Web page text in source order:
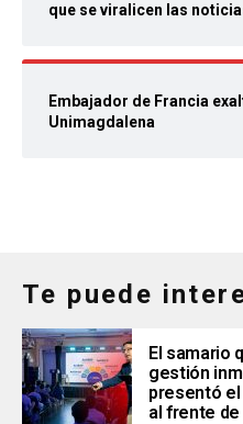
que se viralicen las
Embajador de Francia
Unimagdalena
Te puede
El samario
gestión
presentó el
al frente